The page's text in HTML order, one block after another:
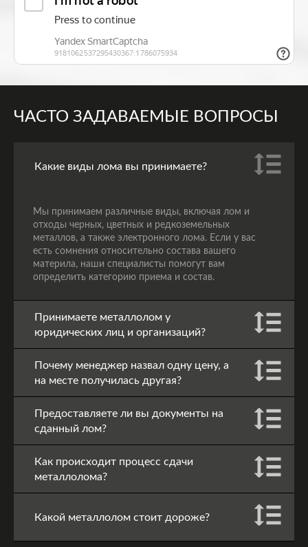
ЧАСТО ЗАДАВАЕМЫЕ ВОПРОСЫ
Какие виды лома вы принимаете?
Мы принимаем различные виды, включая лом и
отходы черных, цветных и редкоземельных
металлов, а также электронного лома. Если у вас
есть сомнения относительно состава вашего
материла, наши специалисты помогут вам
определить категорию приема и состав.
Принимаете металлолом у
юридических лиц и организаций?
Почему менеджер назвал одну цену, а
на месте получилась другая?
Предоставляете ли вы документы на
сданный лом?
Как происходит процесс сдачи
металлолома?
Какой металлолом стоит дороже?